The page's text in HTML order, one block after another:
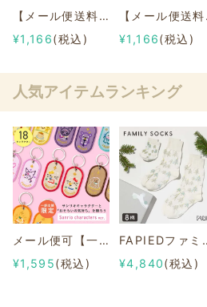
【メール便送料無料】LAMPERご祝儀袋 ２枚セット
¥1,166(税込)
【メ
¥1,166(税込)
人気アイテムランキング
メール便可【一部店舗限定】2/8b PAIR KEY RING Sanrio characters ver.
¥1,595(税込)
FAPIEDフ
¥4,840(税込)